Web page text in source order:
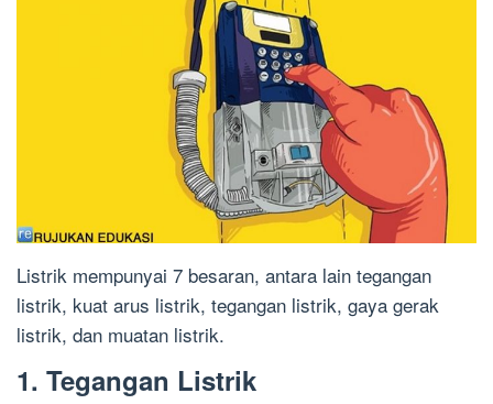
Listrik mempunyai 7 besaran, antara lain tegangan
listrik, kuat arus listrik, tegangan listrik, gaya gerak
listrik, dan muatan listrik.
1. Tegangan Listrik